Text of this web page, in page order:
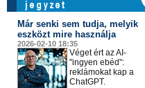
Már senki sem tudja, melyik
eszközt mire használja
2026-02-10 18:35
Véget ért az AI-
"ingyen ebéd":
reklámokat kap a
ChatGPT.